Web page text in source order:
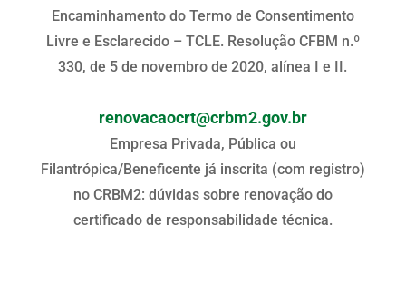
Encaminhamento do Termo de Consentimento
Livre e Esclarecido – TCLE. Resolução CFBM n.º
330, de 5 de novembro de 2020, alínea I e II.
renovacaocrt@crbm2.gov.br
Empresa Privada, Pública ou
Filantrópica/Beneficente já inscrita (com registro)
no CRBM2: dúvidas sobre renovação do
certificado de responsabilidade técnica.